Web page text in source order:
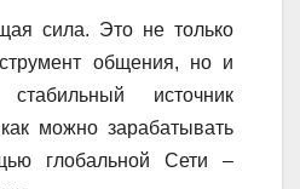
сила. Это не только
общения, но и
источник
можно зарабатывать
глобальной Сети –